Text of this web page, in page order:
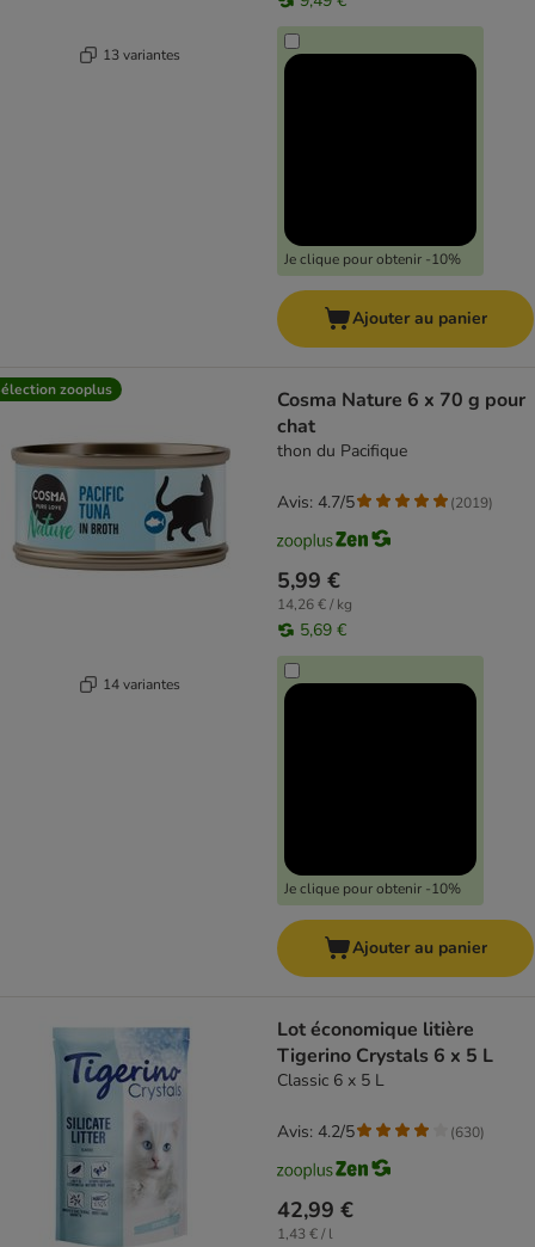
13 variantes
Je clique pour obtenir -10%
Ajouter au panier
zooplus
14 variantes
Cosma Nature 6 x 70 g pour
chat
thon du Pacifique
5,99 €
14,26 € / kg
5,69 €
Je clique pour obtenir -10%
Avis: 4.7/5 (2019)
Ajouter au panier
Lot économique litière
Tigerino Crystals 6 x 5 L
Classic 6 x 5 L
42,99 €
1,43 € / l
Avis: 4.2/5 (630)